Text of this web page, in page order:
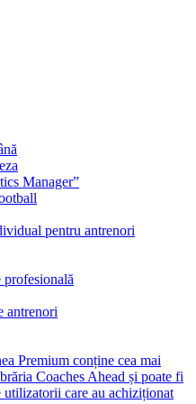
Manager”
pentru antrenori
profesională
antrenori
Premium conține cea mai
Coaches Ahead și poate fi
utilizatorii care au achiziționat